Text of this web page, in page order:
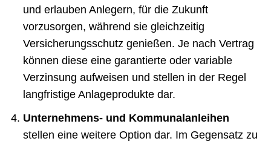
und erlauben Anlegern, für die Zukunft
vorzusorgen, während sie gleichzeitig
Versicherungsschutz genießen. Je nach Vertrag
können diese eine garantierte oder variable
Verzinsung aufweisen und stellen in der Regel
langfristige Anlageprodukte dar.
Unternehmens- und Kommunalanleihen
stellen eine weitere Option dar. Im Gegensatz zu